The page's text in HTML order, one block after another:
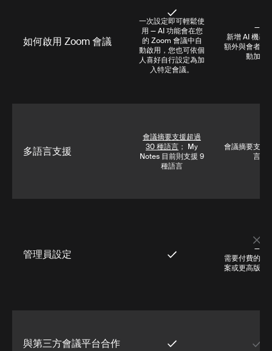
如何啟用 Zoom 會議
一次設定即可輕鬆使
用 — AI 功能會在您
的 Zoom 會議中自
動啟用，您也可依個
人喜好自行設定為加
入特定會議。
—
新增 AI 機器
額外與會者或
動加入
多語言支援
會議摘要支援超過
30 種語言 ； My
Notes 目前則支援 9
種語言
會議摘要支援
言
管理員設定
—
需要付費的商
案或更高版本
與第三方會議平台合作